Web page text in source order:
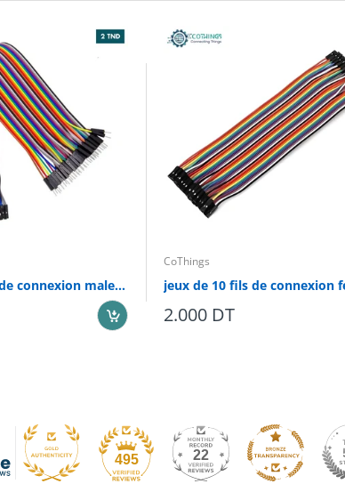
jeux de 10 fils de connexion male femelle 20cm pour arduino
CoThings
2.000 DT
495 22